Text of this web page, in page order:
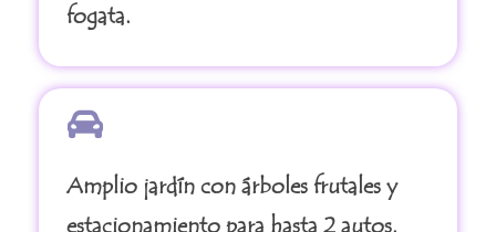
fogata.
Amplio jardín con árboles frutales y
estacionamiento para hasta 2 autos.